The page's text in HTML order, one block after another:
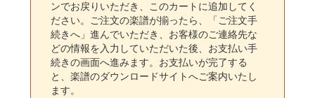
ンでお戻りいただき、このカートに追加してく
ださい。ご注文の楽譜が揃ったら、「ご注文手
続きへ」進んでいただき、お客様のご連絡先な
どの情報を入力していただいた後、お支払い手
続きの画面へ進みます。お支払いが完了する
と、楽譜のダウンロードサイトへご案内いたし
ます。